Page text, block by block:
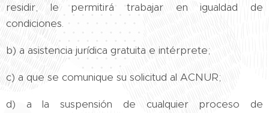
residir, le permitirá trabajar en igualdad de
condiciones.
b) a asistencia jurídica gratuita e intérprete;
c) a que se comunique su solicitud al ACNUR;
d) a la suspensión de cualquier proceso de